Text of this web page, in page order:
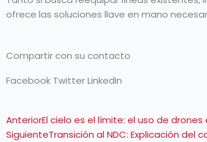
ofrece las soluciones llave en mano
Compartir con su contacto
Facebook TwitterLinkedIn
Ant
AnteriorEl cielo es el límite: el uso de
SiguienteTransición al NDC: Explicación del